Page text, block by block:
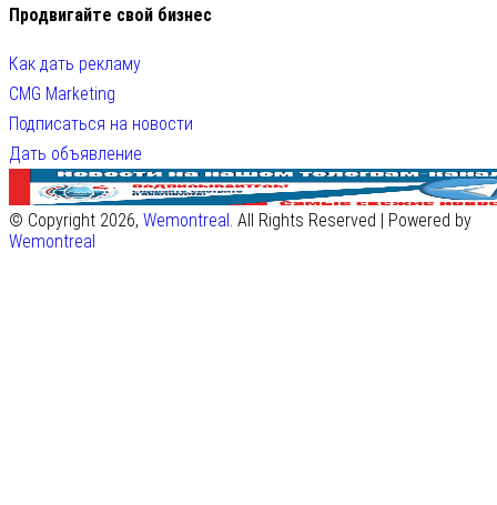
Продвигайте свой бизнес
Как дать рекламу
CMG Marketing
Подписаться на новости
Дать объявление
© Copyright 2026, Wemontreal. All Rights Reserved | Powered by
Wemontreal